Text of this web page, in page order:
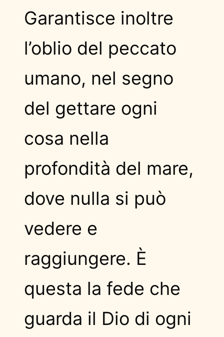
Garantisce inoltre
l’oblio del peccato
umano, nel segno
del gettare ogni
cosa nella
profondità del mare,
dove nulla si può
vedere e
raggiungere. È
questa la fede che
guarda il Dio di ogni